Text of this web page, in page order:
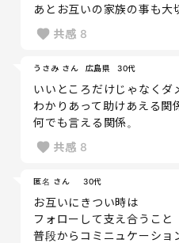
あとお互いの家族の事も大
共感 8
うさみ さん 広島県 30代
いいところだけじゃなくダ
わかりあって助けあえる関
何でも言える関係。
共感 8
匿名 さん 30代
お互いにきつい時は
フォローして支え合うこと
普段からコミニュケーショ